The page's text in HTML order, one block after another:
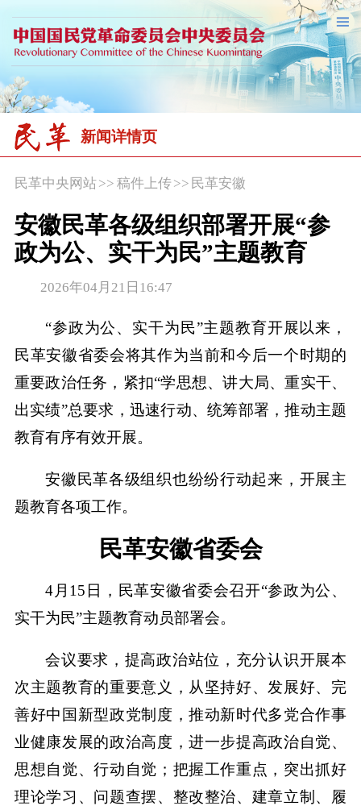
新闻详情页
民革中央网站>> 稿件上传 >> 民革安徽
安徽民革各级组织部署开展“参
政为公、实干为民”主题教育
2026年04月21日16:47
“参政为公、实干为民”主题教育开展以来，
民革安徽省委会将其作为当前和今后一个时期的
重要政治任务，紧扣“学思想、讲大局、重实干、
出实绩”总要求，迅速行动、统筹部署，推动主题
教育有序有效开展。
安徽民革各级组织也纷纷行动起来，开展主
题教育各项工作。
民革安徽省委会
4月15日，民革安徽省委会召开“参政为公、
实干为民”主题教育动员部署会。
会议要求，提高政治站位，充分认识开展本
次主题教育的重要意义，从坚持好、发展好、完
善好中国新型政党制度，推动新时代多党合作事
业健康发展的政治高度，进一步提高政治自觉、
思想自觉、行动自觉；把握工作重点，突出抓好
理论学习、问题查摆、整改整治、建章立制、履